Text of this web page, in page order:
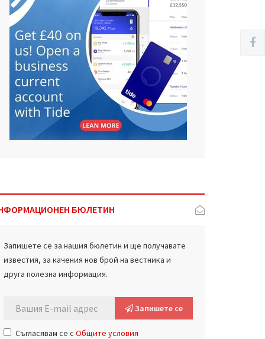
БЮЛЕТИН
Запишете се за нашия бюлетин и ще получавате
известия, за качения нов брой на вестника и
друга полезна информация.
Запишете се
Съгласявам се с Общите условия